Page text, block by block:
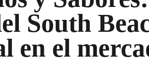
South
en el